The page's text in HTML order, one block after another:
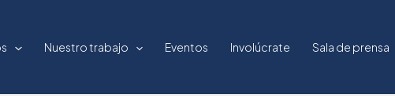
Nuestro trabajo Eventos Involúcrate Sala de prensa